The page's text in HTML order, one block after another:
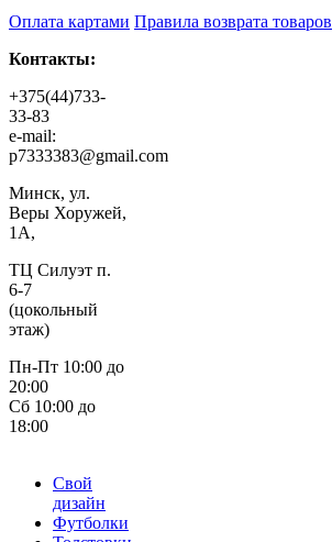
Оплата картами Правила возврата товаров
Контакты:
+375(44)733-
33-83
e-mail:
p7333383@gmail.com
Минск, ул.
Веры Хоружей,
1А,
ТЦ Силуэт п.
6-7
(цокольный
этаж)
Пн-Пт 10:00 до
20:00
Сб 10:00 до
18:00
Свой
дизайн
Футболки